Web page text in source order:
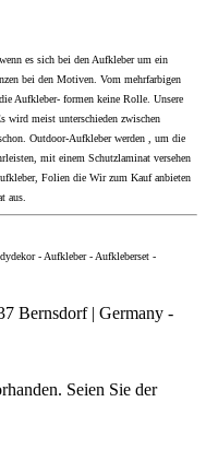
es sich bei den Aufkleber um ein
bei den Motiven. Vom mehrfarbigen
Aufkleber- formen keine Rolle. Unsere
wird meist unterschieden zwischen
Outdoor-Aufkleber werden , um die
mit einem Schutzlaminat versehen
Folien die Wir zum Kauf anbieten
aus.
- Aufkleber - Aufkleberset -
Bernsdorf | Germany -
Seien Sie der